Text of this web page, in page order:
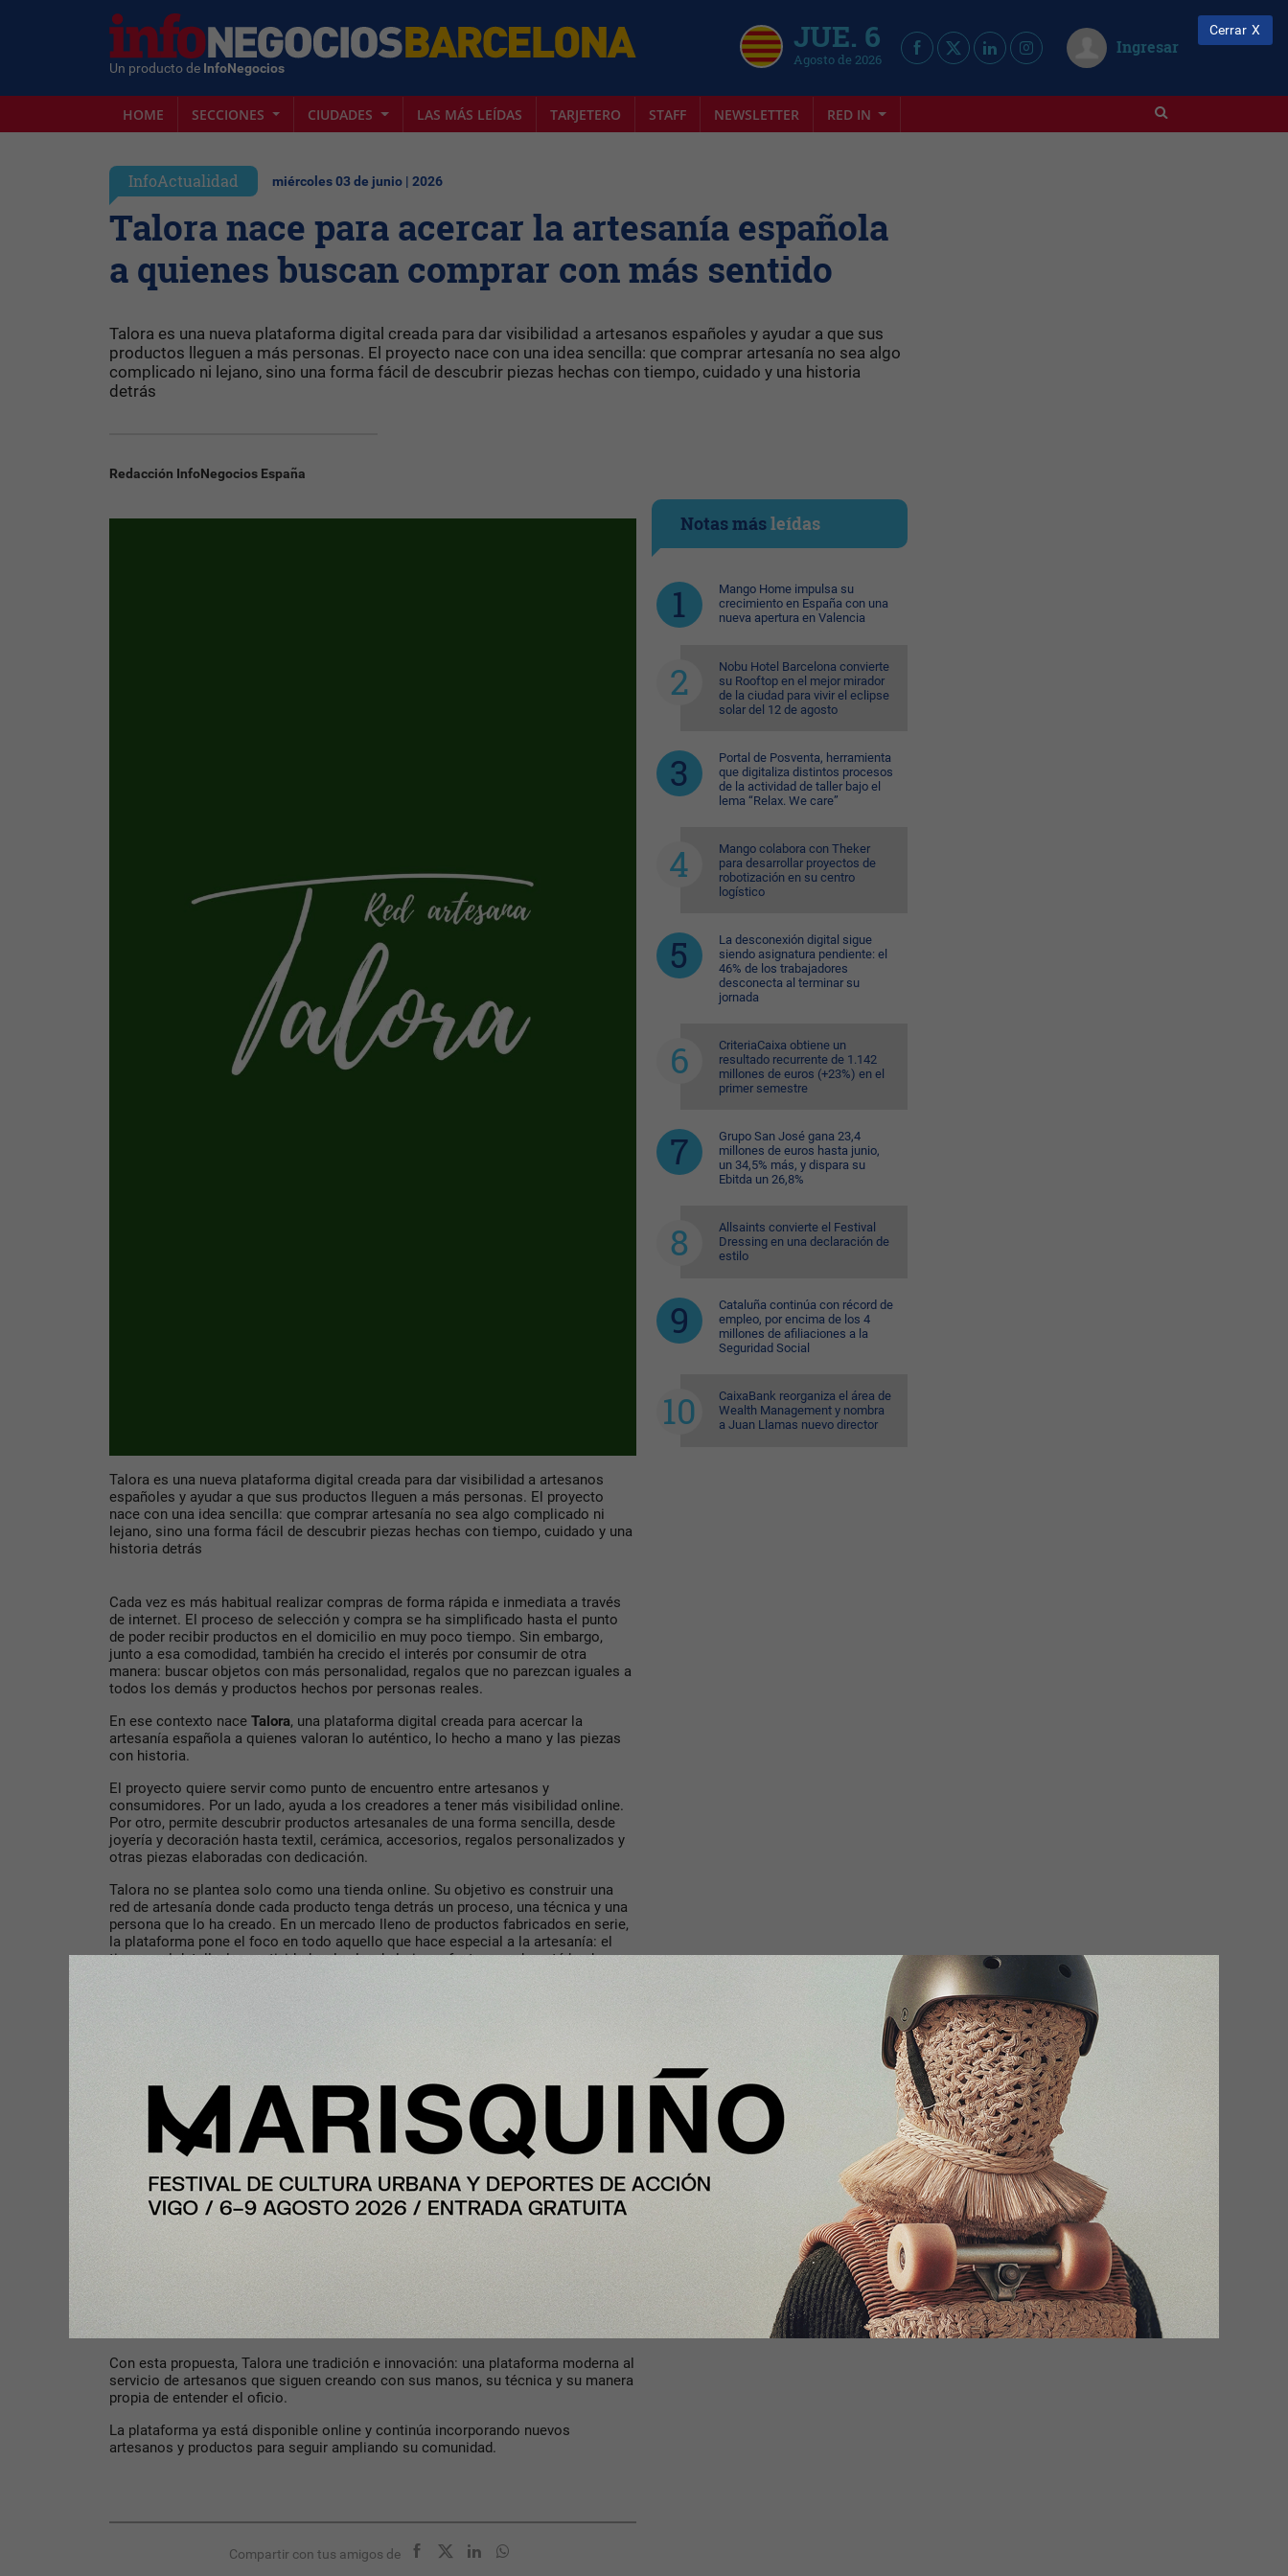
Un producto de InfoNegocios
JUE. 6
Agosto de 2026
Ingresar
HOME SECCIONES CIUDADES LAS MÁS LEÍDAS TARJETERO STAFF NEWSLETTER RED IN
InfoActualidad miércoles 03 de junio | 2026
Talora nace para acercar la artesanía española
a quienes buscan comprar con más sentido
Talora es una nueva plataforma digital creada para dar visibilidad a artesanos españoles y ayudar a que sus
productos lleguen a más personas. El proyecto nace con una idea sencilla: que comprar artesanía no sea algo
complicado ni lejano, sino una forma fácil de descubrir piezas hechas con tiempo, cuidado y una historia
detrás
Redacción InfoNegocios España
Talora es una nueva plataforma digital creada para dar visibilidad a artesanos
españoles y ayudar a que sus productos lleguen a más personas. El proyecto
nace con una idea sencilla: que comprar artesanía no sea algo complicado ni
lejano, sino una forma fácil de descubrir piezas hechas con tiempo, cuidado y una
historia detrás
Cada vez es más habitual realizar compras de forma rápida e inmediata a través
de internet. El proceso de selección y compra se ha simplificado hasta el punto
de poder recibir productos en el domicilio en muy poco tiempo. Sin embargo,
junto a esa comodidad, también ha crecido el interés por consumir de otra
manera: buscar objetos con más personalidad, regalos que no parezcan iguales a
todos los demás y productos hechos por personas reales.
En ese contexto nace Talora, una plataforma digital creada para acercar la
artesanía española a quienes valoran lo auténtico, lo hecho a mano y las piezas
con historia.
El proyecto quiere servir como punto de encuentro entre artesanos y
consumidores. Por un lado, ayuda a los creadores a tener más visibilidad online.
Por otro, permite descubrir productos artesanales de una forma sencilla, desde
joyería y decoración hasta textil, cerámica, accesorios, regalos personalizados y
otras piezas elaboradas con dedicación.
Talora no se plantea solo como una tienda online. Su objetivo es construir una
red de artesanía donde cada producto tenga detrás un proceso, una técnica y una
persona que lo ha creado. En un mercado lleno de productos fabricados en serie,
la plataforma pone el foco en todo aquello que hace especial a la artesanía: el
tiempo, el detalle, la creatividad y el valor de lo imperfecto cuando está hecho con
La plataforma también quiere cuidar algo fundamental: que la artesanía sea real.
Por eso, Talora trabaja con artesanos y creadores que elaboran sus productos de
forma manual, cuidando el proceso y la calidad de cada pieza. No se trata solo de
vender objetos bonitos, sino de dar valor al trabajo que hay detrás.
Comprar artesanía también supone apoyar pequeños proyectos, descubrir nuevos
creadores y contribuir a mantener vivos oficios que forman parte de la identidad
alternativas al consumo más impersonal. Regalar una pieza artesanal, decorar una
casa con un objeto único o comprar directamente a un creador son pequeñas
decisiones que pueden tener mucho significado.
Con esta propuesta, Talora une tradición e innovación: una plataforma moderna al
servicio de artesanos que siguen creando con sus manos, su técnica y su manera
propia de entender el oficio.
La plataforma ya está disponible online y continúa incorporando nuevos
artesanos y productos para seguir ampliando su comunidad.
Compartir con tus amigos de
Notas másleídas
Mango Home impulsa su
crecimiento en España con una
nueva apertura en Valencia
Nobu Hotel Barcelona convierte
su Rooftop en el mejor mirador
de la ciudad para vivir el eclipse
solar del 12 de agosto
Portal de Posventa, herramienta
que digitaliza distintos procesos
de la actividad de taller bajo el
lema “Relax. We care”
Mango colabora con Theker
para desarrollar proyectos de
robotización en su centro
logístico
La desconexión digital sigue
siendo asignatura pendiente: el
46% de los trabajadores
desconecta al terminar su
jornada
CriteriaCaixa obtiene un
resultado recurrente de 1.142
millones de euros (+23%) en el
primer semestre
Grupo San José gana 23,4
millones de euros hasta junio,
un 34,5% más, y dispara su
Ebitda un 26,8%
Allsaints convierte el Festival
Dressing en una declaración de
estilo
Cataluña continúa con récord de
empleo, por encima de los 4
millones de afiliaciones a la
Seguridad Social
CaixaBank reorganiza el área de
Wealth Management y nombra
a Juan Llamas nuevo director
Cerrar